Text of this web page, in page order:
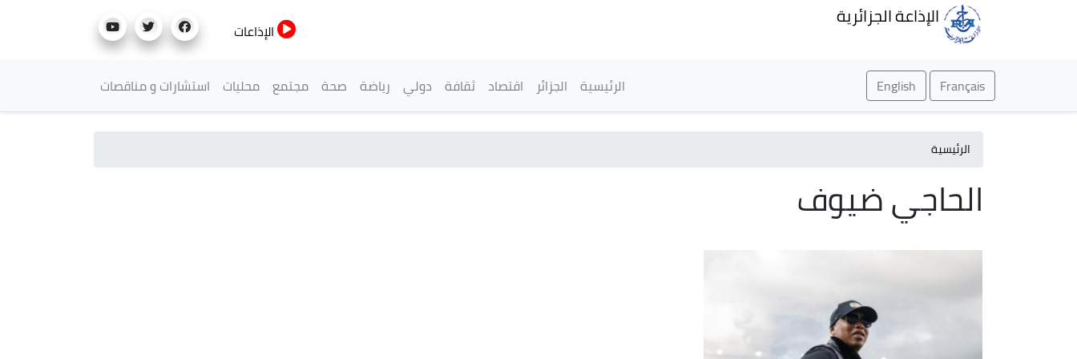
الإذاعة الجزائرية
الإذاعات
Français
English القائمة الرئيسية
الرئيسية الجزائر اقتصاد ثقافة دولي رياضة صحة مجتمع محليات استشارات و مناقصات
الرئيسية
الحاجي ضيوف